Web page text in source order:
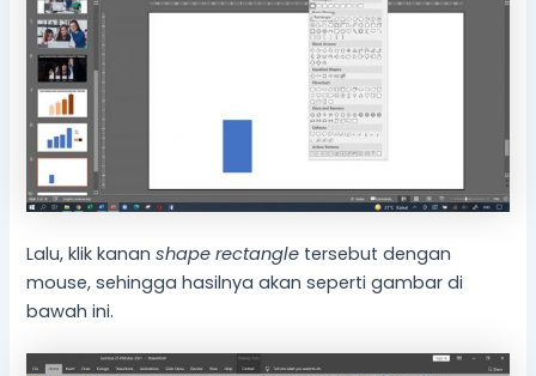
Lalu, klik kananshape rectangle tersebut dengan
mouse, sehingga hasilnya akan seperti gambar di
bawah ini.